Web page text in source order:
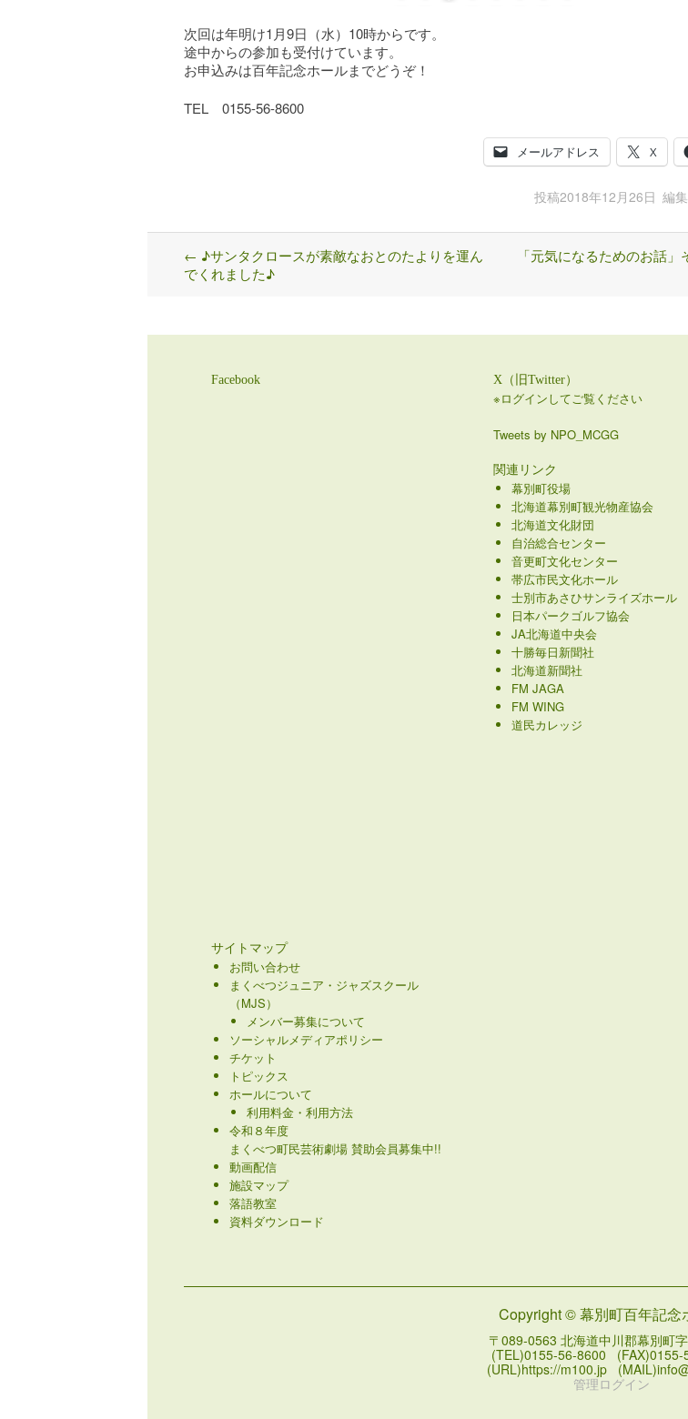
次回は年明け1月9日（水）10時からです。
途中からの参加も受付けています。
お申込みは百年記念ホールまでどうぞ！
TEL 0155-56-8600
メールアドレス X
投稿2018年12月26日 編集
Post
navigation
← ♪サンタクロースが素敵なおとのたよりを運ん
でくれました♪
「元気になるためのお話」
Facebook
サイトマップ
お問い合わせ
まくべつジュニア・ジャズスクール
（MJS）
メンバー募集について
ソーシャルメディアポリシー
チケット
トピックス
ホールについて
利用料金・利用方法
令和８年度
まくべつ町民芸術劇場 賛助会員募集中!!
動画配信
施設マップ
落語教室
資料ダウンロード
X（旧Twitter）
※ログインしてご覧ください
Tweets by NPO_MCGG
関連リンク
幕別町役場
北海道幕別町観光物産協会
北海道文化財団
自治総合センター
音更町文化センター
帯広市民文化ホール
士別市あさひサンライズホール
日本パークゴルフ協会
JA北海道中央会
十勝毎日新聞社
北海道新聞社
FM JAGA
FM WING
道民カレッジ
Copyright © 幕別町百年記念
〒089-0563 北海道中川郡幕別町
(TEL)0155-56-8600 (FAX)0155-
(URL)https://m100.jp
管理ログイン